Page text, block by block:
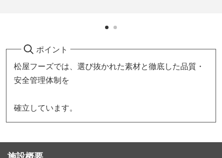
ポイント
松屋フーズでは、選び抜かれた素材と徹底した品質・
安全管理体制を
確立しています。